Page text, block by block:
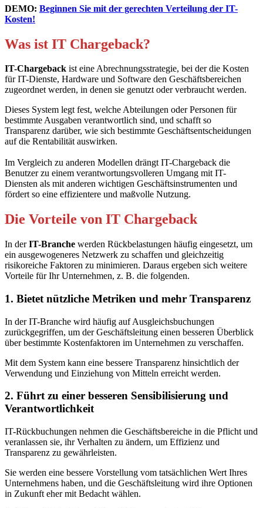
DEMO: Beginnen Sie mit der gerechten Verteilung der IT-
Kosten!
Was ist IT Chargeback?
IT-Chargeback ist eine Abrechnungsstrategie, bei der die Kosten
für IT-Dienste, Hardware und Software den Geschäftsbereichen
zugeordnet werden, in denen sie genutzt oder verbraucht werden.
Dieses System legt fest, welche Abteilungen oder Personen für
bestimmte Ausgaben verantwortlich sind, und schafft so
Transparenz darüber, wie sich bestimmte Geschäftsentscheidungen
auf die Rentabilität auswirken.
Im Vergleich zu anderen Modellen drängt IT-Chargeback die
Benutzer zu einem verantwortungsvolleren Umgang mit IT-
Diensten als mit anderen wichtigen Geschäftsinstrumenten und
fördert so eine effizientere und maßvolle Nutzung.
Die Vorteile von IT Chargeback
In derIT-Branche werden Rückbelastungen häufig eingesetzt, um
ein ausgewogeneres Netzwerk zu schaffen und gleichzeitig
risikoreiche Faktoren zu minimieren. Daraus ergeben sich weitere
Vorteile für Ihr Unternehmen, z. B. die folgenden.
1. Bietet nützliche Metriken und mehr Transparenz
In der IT-Branche wird häufig auf Ausgleichsbuchungen
zurückgegriffen, um der Geschäftsleitung einen besseren Überblick
über bestimmte Kostenfaktoren im Unternehmen zu verschaffen.
Mit dem System kann eine bessere Transparenz hinsichtlich der
Verwendung und Einziehung von Mitteln erreicht werden.
2. Führt zu einer besseren Sensibilisierung und
Verantwortlichkeit
IT-Rückbuchungen nehmen die Geschäftsbereiche in die Pflicht und
veranlassen sie, ihr Verhalten zu ändern, um Effizienz und
Transparenz zu gewährleisten.
Sie werden eine bessere Vorstellung vom tatsächlichen Wert Ihres
Unternehmens haben, und die Geschäftsleitung wird ihre Optionen
in Zukunft eher mit Bedacht wählen.